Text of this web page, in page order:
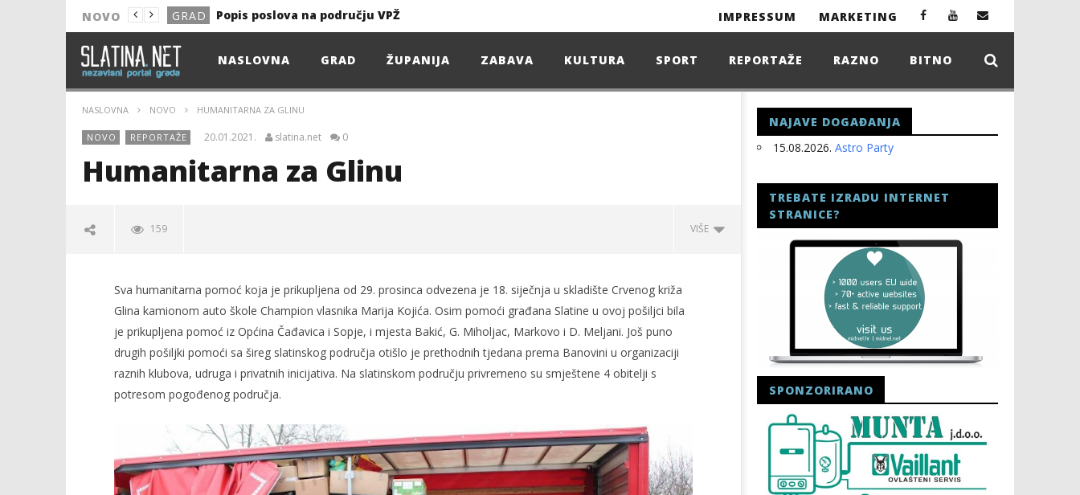
NOVO GRAD
Popis poslova na području VPŽ
NOVO
NOVO
NOVO
NOVO
KULTURA
GRAD
Popis poslova na području VPŽ
IMPRESSUM MARKETING
NASLOVNA GRAD ŽUPANIJA ZABAVA KULTURA SPORT REPORTAŽE RAZNO BITNO
NASLOVNA NOVO HUMANITARNA ZA GLINU
NOVO REPORTAŽE 20.01.2021. slatina.net 0
Humanitarna za Glinu
159 VIŠE
TRENUTNO OTVORENO
Humanitarna za Glinu
20.01.2021.
slatina.net
Popis poslova na području VPŽ
20.01.2021.
slatina.net
Ljeto donosi bezbrižnu igru, ali
i zdravstvene izazove
20.01.2021.
slatina.net
HEP: Bez struje
20.01.2021.
Sva humanitarna pomoć koja je prikupljena od 29. prosinca odvezena je 18. siječnja u skladište Crvenog križa
Glina kamionom auto škole Champion vlasnika Marija Kojića. Osim pomoći građana Slatine u ovoj pošiljci bila
je prikupljena pomoć iz Općina Čađavica i Sopje, i mjesta Bakić, G. Miholjac, Markovo i D. Meljani. Još puno
drugih pošiljki pomoći sa šireg slatinskog područja otišlo je prethodnih tjedana prema Banovini u organizaciji
raznih klubova, udruga i privatnih inicijativa. Na slatinskom području privremeno su smještene 4 obitelji s
potresom pogođenog područja.
NAJAVE DOGAĐANJA
15.08.2026. Astro Party
TREBATE IZRADU INTERNET
STRANICE?
SPONZORIRANO